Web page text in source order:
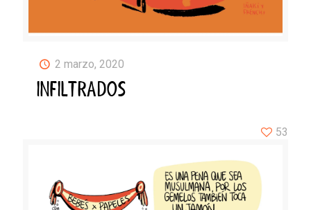
2 marzo, 2020
INFILTRADOS
53